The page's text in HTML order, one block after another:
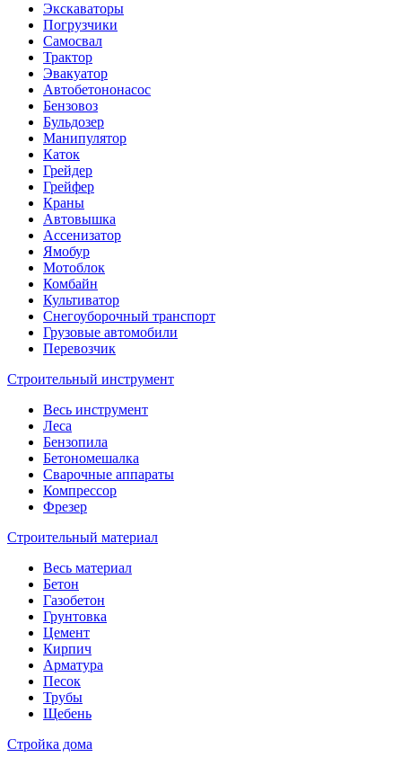
Экскаваторы
Погрузчики
Самосвал
Трактор
Эвакуатор
Автобетононасос
Бензовоз
Бульдозер
Манипулятор
Каток
Грейдер
Грейфер
Краны
Автовышка
Ассенизатор
Ямобур
Мотоблок
Комбайн
Культиватор
Снегоуборочный транспорт
Грузовые автомобили
Перевозчик
Строительный инструмент
Весь инструмент
Леса
Бензопила
Бетономешалка
Сварочные аппараты
Компрессор
Фрезер
Строительный материал
Весь материал
Бетон
Газобетон
Грунтовка
Цемент
Кирпич
Арматура
Песок
Трубы
Щебень
Стройка дома